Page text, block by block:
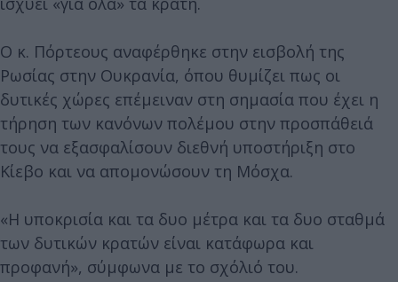
Ο κ. Πόρτεους αναφέρθηκε στην εισβολή της
Ρωσίας στην Ουκρανία, όπου θυμίζει πως οι
δυτικές χώρες επέμειναν στη σημασία που έχει η
τήρηση των κανόνων πολέμου στην προσπάθειά
τους να εξασφαλίσουν διεθνή υποστήριξη στο
Κίεβο και να απομονώσουν τη Μόσχα.
«Η υποκρισία και τα δυο μέτρα και τα δυο σταθμά
των δυτικών κρατών είναι κατάφωρα και
προφανή», σύμφωνα με το σχόλιό του.